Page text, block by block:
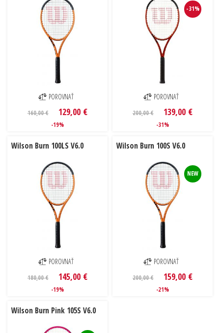
POROVNAŤ
160,00 € 129,00 €
-19%
-31%
POROVNAŤ
200,00 € 139,00 €
-31%
Wilson Burn 100LS V6.0
POROVNAŤ
180,00 € 145,00 €
-19%
Wilson Burn 100S V6.0
NEW
POROVNAŤ
200,00 € 159,00 €
-21%
Wilson Burn Pink 105S V6.0